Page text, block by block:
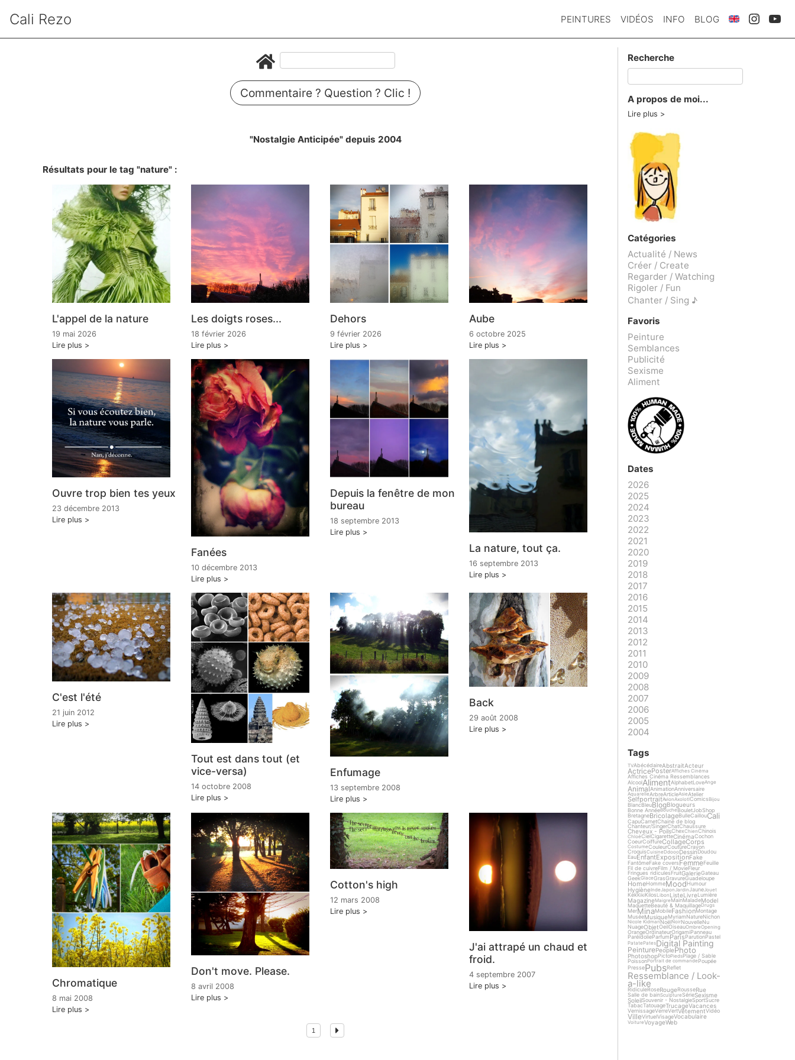
Cali Rezo PEINTURES VIDÉOS INFO BLOG
Commentaire ? Question ? Clic !
"Nostalgie Anticipée" depuis 2004
Résultats pour le tag "nature" :
L'appel de la nature
19 mai 2026
Lire plus
Les doigts roses...
18 février 2026
Lire plus
Dehors
9 février 2026
Lire plus
Aube
6 octobre 2025
Lire plus
Ouvre trop bien tes yeux
23 décembre 2013
Lire plus
Fanées
10 décembre 2013
Lire plus
Depuis la fenêtre de mon
bureau
18 septembre 2013
Lire plus
La nature, tout ça.
16 septembre 2013
Lire plus
C'est l'été
21 juin 2012
Lire plus
Tout est dans tout (et
vice-versa)
14 octobre 2008
Lire plus
Enfumage
13 septembre 2008
Lire plus
Back
29 août 2008
Lire plus
Chromatique
8 mai 2008
Lire plus
Don't move. Please.
8 avril 2008
Lire plus
Cotton's high
12 mars 2008
Lire plus
J'ai attrapé un chaud et
froid.
4 septembre 2007
Lire plus
1
Recherche
A propos de moi...
Lire plus
Catégories
Actualité / News
Créer / Create
Regarder / Watching
Rigoler / Fun
Chanter / Sing ♪
Favoris
Peinture
Semblances
Publicité
Sexisme
Aliment
Dates
2026
2025
2024
2023
2022
2021
2020
2019
2018
2017
2016
2015
2014
2013
2012
2011
2010
2009
2008
2007
2006
2005
2004
Tags
TVAbécédaireAbstraitActeur
ActricePosterAffiches Cinéma
Affiches Cinéma Ressemblances
AlcoolAlimentAlphabetLoveAnge
AnimalAnimationAnniversaire
AquarelleArbreArticleAsieAtelier
SelfportraitAvionAxolotlComicsBijou
BlancBleuBlogBlogueurs
Bonne AnnéeBoucheBouletJobShop
BretagneBricolageBulleCaillouCali
CapuCarnetChaine de blog
Chanteur/SingerChatChaussure
Cheveux - PoilsChexChienChinois
ChloéCielCigaretteCinémaCochon
CoeurCoiffureCollageCorps
CostumeCouleurCoutureCrayon
CroquisCuisineDdoooDessinDoudou
EauEnfantExpositionFake
FantômeFake coversFemmeFeuille
Fil de cuivreFilm / MovieFleur
Fringues ridiculesFruitGalerieGateau
GeekGlaceGrasGravureGuadeloupe
HomeHommeMoodHumour
HygièneInde Japon JardinJaune Jouet
KekKikiKilosLibon ListeLivreLumière
MagazineMaigre MainMaladeModel
MaquetteBeauté & MaquillageDrugs
MerMinaMobileFashionMontage
MuséeMusiqueMyriamNatureNichon
Nicole KidmanNoëlNoirNouvelleNu
NuageObjetOeilOiseauOmbreOpening
OrangeOrdinateurOrigamiPanneau
ParéidolieParfumParisParutionPastel
PatatePatesDigital Painting
PeinturePeoplePhoto
PhotoshopPictoPiedsPlage / Sable
PoissonPortrait de commande Poupée
PressePubsReflet
Ressemblance / Look-
a-like
RidiculeRoseRougeRousseRue
Salle de bainSculptureSérieSexisme
SoleilSouvenir - NostalgieSportSucre
TabacTatouageTrucageVacances
VernissageVerreVertVêtementVidéo
VilleVirtuelVisageVocabulaire
VoitureVoyageWeb